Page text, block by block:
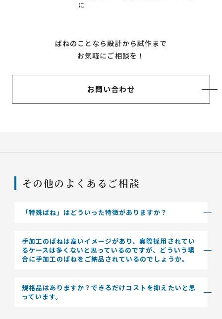
に
ばねのことなら設計から試作まで
お気軽にご相談を！
お問い合わせ
その他のよくあるご相談
「特殊ばね」はどういった特徴がありますか？
手加工のばねは高いイメージがあり、実際採用されてい
るケースは多くないと思っているのですが、どういう場
合に手加工のばねをご納品されているのでしょうか。
規格品はありますか？できるだけコストを抑えたいと思
っています。